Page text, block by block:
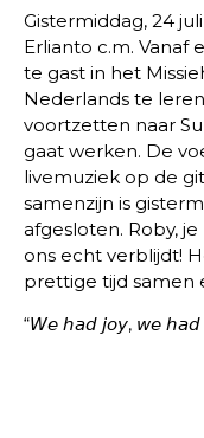
Gistermiddag, 24
Erlianto c.m. Vanaf
te gast in het
Nederlands te
voortzetten naar
gaat werken. De
livemuziek op de
samenzijn is
afgesloten. Roby,
ons echt verblijdt!
prettige tijd samen
“𝘞𝘦 𝘩𝘢𝘥 𝘫𝘰𝘺, 𝘸𝘦 𝘩𝘢𝘥